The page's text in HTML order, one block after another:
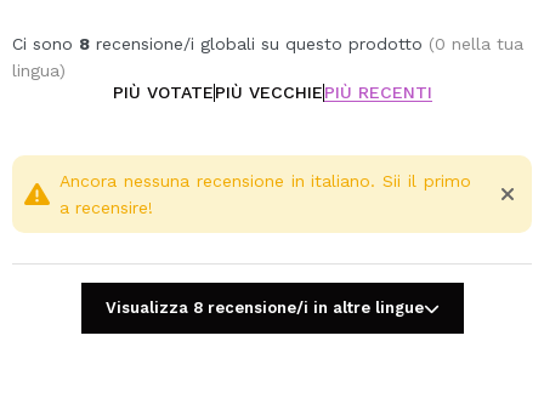
Ci sono 8 recensione/i globali su questo prodotto (0 nella tua
lingua)
PIÙ VOTATEPIÙ VECCHIEPIÙ RECENTI
Ancora nessuna recensione in italiano. Sii il primo
a recensire!
Visualizza 8 recensione/i in altre lingue